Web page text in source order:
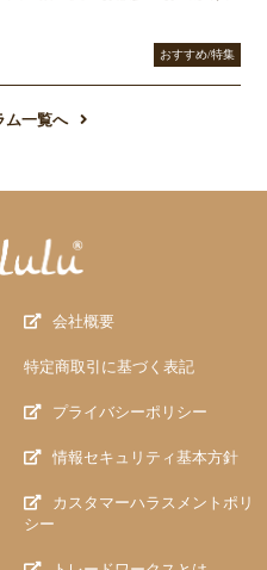
おすすめ/特集
ム一覧へ
会社概要
特定商取引に基づく表記
プライバシーポリシー
情報セキュリティ基本方針
カスタマーハラスメントポリ
シー